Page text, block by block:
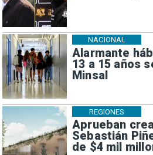
Alarmante
13 a 15 años
Minsal
NACIONAL
Aprueban
Sebastián
de $4 mil
REGIONES